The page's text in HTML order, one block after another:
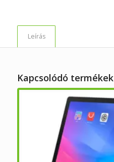
Leírás
Kapcsolódó termékek